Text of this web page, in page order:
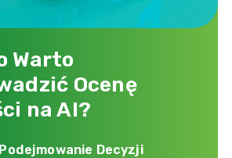
Warto
Ocenę
na AI?
Decyzji